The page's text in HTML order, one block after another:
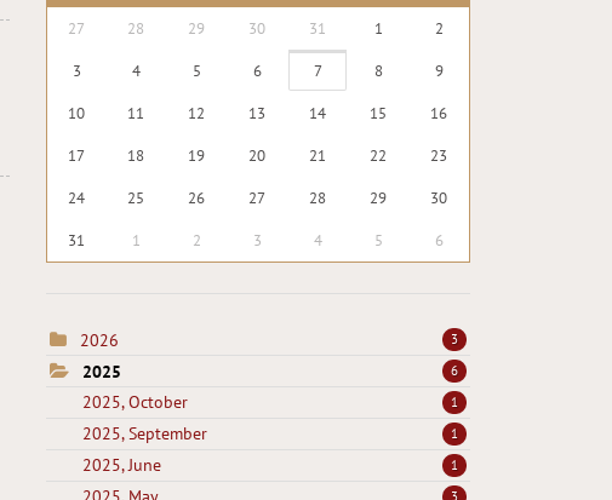
27 28 29 30 31 1 2
3 4 5 6 7 8 9
10 11 12 13 14 15 16
17 18 19 20 21 22 23
24 25 26 27 28 29 30
31 1 2 3 4 5 6
2026 3
2025 6
2025, October 1
2025, September 1
2025, June 1
3